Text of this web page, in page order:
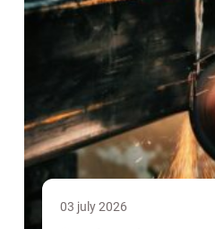
en c...
03 july 2026